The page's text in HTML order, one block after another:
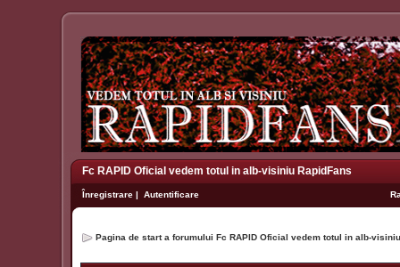
Fc RAPID Oficial vedem totul in alb-visiniu RapidFans
Înregistrare | Autentificare
Pagina de start a forumului Fc RAPID Oficial vedem totul in alb-